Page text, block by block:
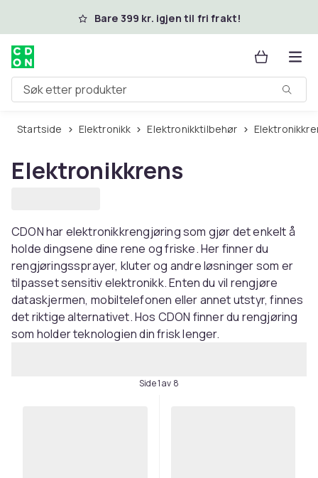
Hopp til hovedinnholdBare 399 kr. igjen til fri frakt!
Søk etter produkter
Startside Elektronikk Elektronikktilbehør
Elektronikkrens
CDON har elektronikkrengjøring som gjør det enkelt å
holde dingsene dine rene og friske. Her finner du
rengjøringssprayer, kluter og andre løsninger som er
tilpasset sensitiv elektronikk. Enten du vil rengjøre
dataskjermen, mobiltelefonen eller annet utstyr, finnes
det riktige alternativet. Hos CDON finner du rengjøring
som holder teknologien din frisk lenger.
Side 1 av 8